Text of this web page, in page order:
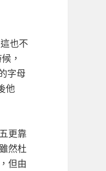
也不
，
字母
他
更靠
然杜
但由